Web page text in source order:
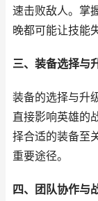
速击败敌人。掌
晚都可能让技能
三、装备选择与
装备的选择与升
直接影响英雄的
择合适的装备至
重要途径。
四、团队协作与